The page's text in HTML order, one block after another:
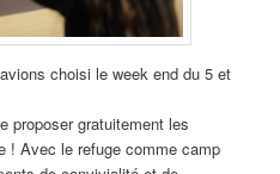
choisi le week end du 5 et
proposer gratuitement les
! Avec le refuge comme camp